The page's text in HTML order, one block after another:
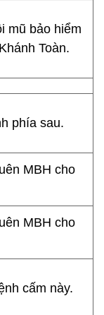
mũ bảo hiểm
Toàn.
phía sau.
cấm này.